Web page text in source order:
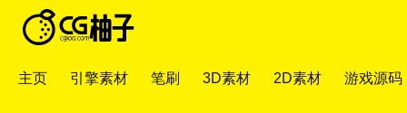
主页 引擎素材 笔刷 3D素材 2D素材 游戏源码